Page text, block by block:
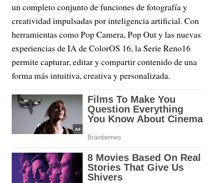
un completo conjunto de funciones de fotografía y
creatividad impulsadas por inteligencia artificial. Con
herramientas como Pop Camera, Pop Out y las nuevas
experiencias de IA de ColorOS 16, la Serie Reno16
permite capturar, editar y compartir contenido de una
forma más intuitiva, creativa y personalizada.